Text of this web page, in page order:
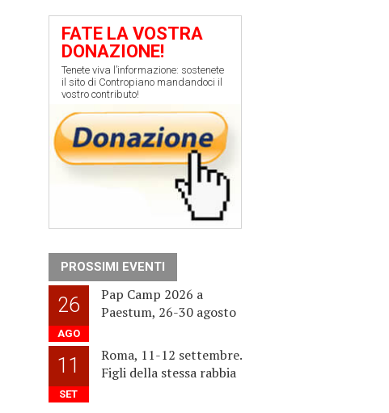
FATE LA VOSTRA
DONAZIONE!
Tenete viva l’informazione: sostenete
il sito di Contropiano mandandoci il
vostro contributo!
PROSSIMI EVENTI
26
AGO
Pap Camp 2026 a
Paestum, 26-30 agosto
11
SET
Roma, 11-12 settembre.
Figli della stessa rabbia